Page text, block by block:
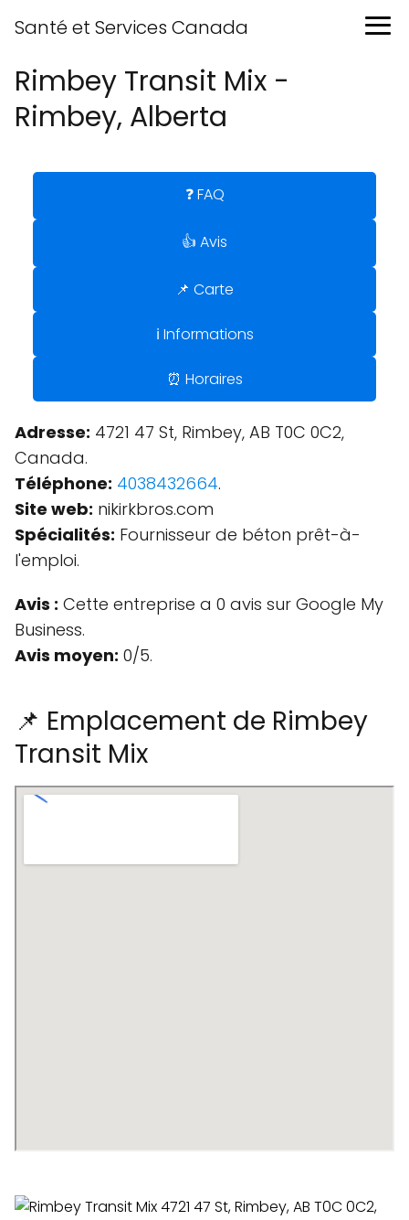
Santé et Services Canada
Rimbey Transit Mix -
Rimbey, Alberta
❓ FAQ
👍 Avis
📌 Carte
ℹ️ Informations
⏰ Horaires
Adresse: 4721 47 St, Rimbey, AB T0C 0C2,
Canada.
Téléphone: 4038432664.
Site web: nikirkbros.com
Spécialités: Fournisseur de béton prêt-à-
l'emploi.
Avis : Cette entreprise a 0 avis sur Google My
Business.
Avis moyen: 0/5.
📌 Emplacement de Rimbey
Transit Mix